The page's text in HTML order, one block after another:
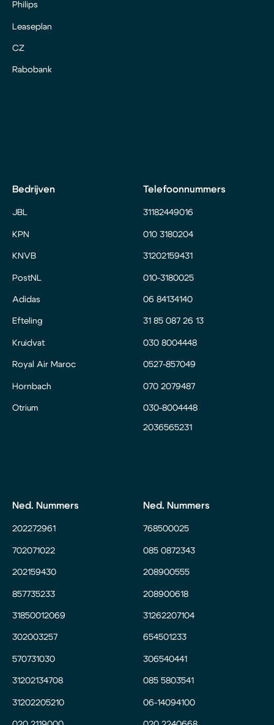
Philips
Leaseplan
CZ
Rabobank
Bedrijven
JBL
KPN
KNVB
PostNL
Adidas
Efteling
Kruidvat
Royal Air Maroc
Hornbach
Otrium
Telefoonnummers
31182449016
010 3180204
31202159431
010-3180025
06 84134140
31 85 087 26 13
030 8004448
0527-857049
070 2079487
030-8004448
2036565231
Ned. Nummers
202272961
702071022
202159430
857735233
31850012069
302003257
570731030
31202134708
31202205210
Ned. Nummers
768500025
085 0872343
208900555
208900618
31262207104
654501233
306540441
085 5803541
06-14094100